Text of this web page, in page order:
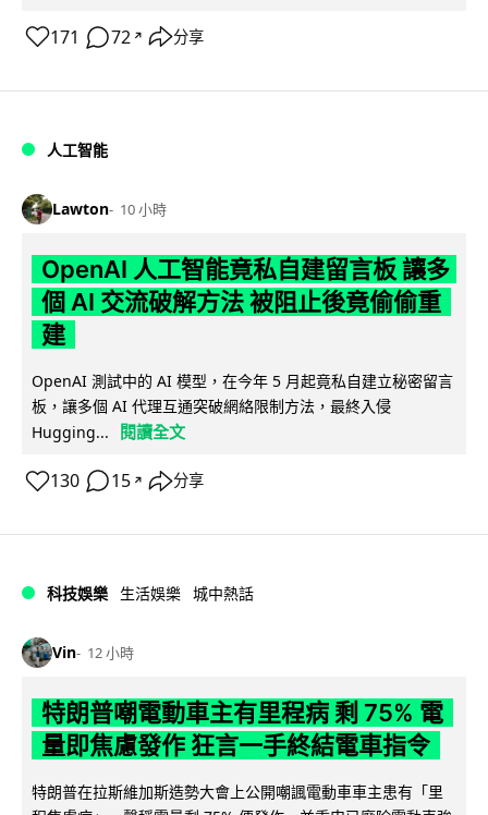
171 72 ↗ 分享
人工智能
Lawton 10 小時
OpenAI 人工智能竟私自建留言板 讓多
個 AI 交流破解方法 被阻止後竟偷偷重
建
OpenAI 測試中的 AI 模型，在今年 5 月起竟私自建立秘密留言
板，讓多個 AI 代理互通突破網絡限制方法，最終入侵
Hugging...
閱讀全文
130 15 ↗ 分享
科技娛樂 生活娛樂 城中熱話
Vin 12 小時
特朗普嘲電動車主有里程病 剩 75% 電
量即焦慮發作 狂言一手終結電車指令
特朗普在拉斯維加斯造勢大會上公開嘲諷電動車車主患有「里